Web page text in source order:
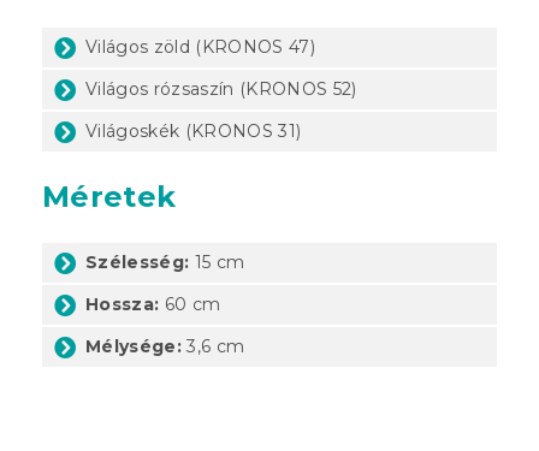
Világos zöld (KRONOS 47)
Világos rózsaszín (KRONOS 52)
Világoskék (KRONOS 31)
Méretek
Szélesség: 15 cm
Hossza: 60 cm
Mélysége: 3,6 cm